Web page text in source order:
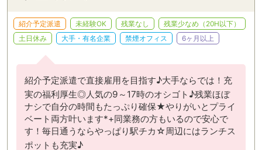
紹介予定派遣 未経験OK 残業なし
残業少なめ（20H以下）
土日休み
大手・有名企業 禁煙オフィス 6ヶ月以上
紹介予定派遣で直接雇用を目指す♪大手ならでは！充
実の福利厚生◎人気の9～17時のオシゴト♪残業ほぼ
ナシで自分の時間もたっぷり確保★やりがいとプライ
ベート両方叶います*+同業務の方もいるので安心で
す！毎日通うならやっぱり駅チカ☆周辺にはランチス
ポットも充実♪